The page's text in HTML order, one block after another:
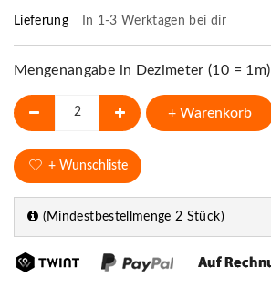
Lieferung In 1-3 Werktagen bei dir
Mengenangabe in Dezimeter (10 = 1m)
+ Warenkorb
+ Wunschliste
(Mindestbestellmenge 2 Stück)